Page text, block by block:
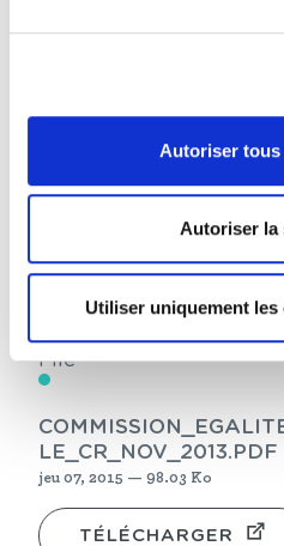
Autoriser tous
Autoriser la
Utiliser uniquement
sanction est nécessaire
républicain qui passe
pour la paix, la
File
LE_CR_NOV_2013.PDF
jeu 07, 2015 — 98.03 Ko
TÉLÉCHARGER